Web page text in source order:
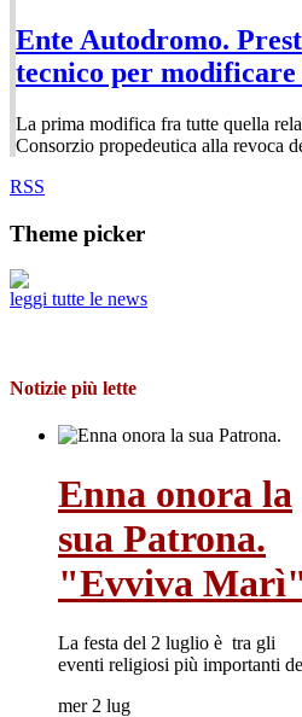
Ente Autodromo.
tecnico per modificare
La prima modifica fra tutte quella
Consorzio propedeutica alla revoca
RSS
Theme picker
leggi tutte le news
Notizie più lette
Enna onora la
sua Patrona.
"Evviva
La festa del 2 luglio è tra gli
eventi religiosi più importanti
mer 2 lug